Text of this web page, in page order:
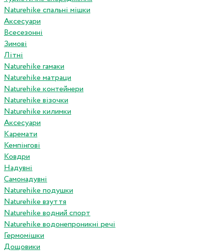
Naturehike спальні мішки
Аксесуари
Всесезонні
Зимові
Літні
Naturehike гамаки
Naturehike матраци
Naturehike контейнери
Naturehike візочки
Naturehike килимки
Аксесуари
Каремати
Кемпінгові
Ковдри
Надувні
Самонадувні
Naturehike подушки
Naturehike взуття
Naturehike водний спорт
Naturehike водонепроникні речі
Гермомішки
Дощовики